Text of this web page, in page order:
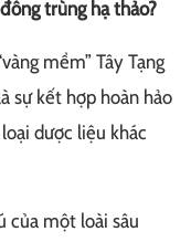
trùng hạ thảo?
mềm” Tây Tạng
sự kết hợp hoàn hảo
dược liệu khác
của một loài sâu